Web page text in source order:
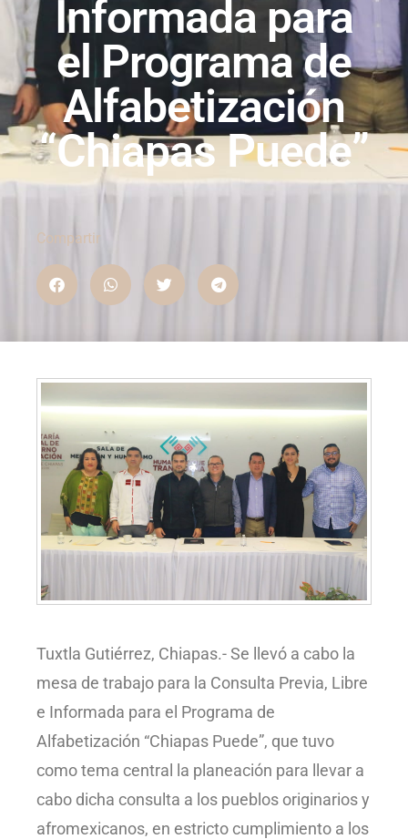
Informada para
el Programa de
Alfabetización
“Chiapas Puede”
Compartir
Tuxtla Gutiérrez, Chiapas.- Se llevó a cabo la
mesa de trabajo para la Consulta Previa, Libre
e Informada para el Programa de
Alfabetización “Chiapas Puede”, que tuvo
como tema central la planeación para llevar a
cabo dicha consulta a los pueblos originarios y
afromexicanos, en estricto cumplimiento a los